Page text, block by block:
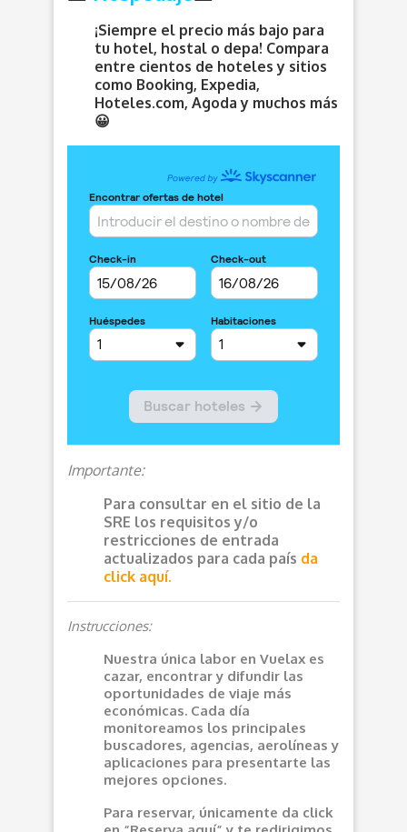
¡Siempre el precio más bajo para
tu hotel, hostal o depa! Compara
entre cientos de hoteles y sitios
como Booking, Expedia,
Hoteles.com, Agoda y muchos más
😀
Importante:
Para consultar en el sitio de la
SRE los requisitos y/o
restricciones de entrada
actualizados para cada país da
click aquí.
Instrucciones:
Nuestra única labor en Vuelax es
cazar, encontrar y difundir las
oportunidades de viaje más
económicas. Cada día
monitoreamos los principales
buscadores, agencias, aerolíneas y
aplicaciones para presentarte las
mejores opciones.
Para reservar, únicamente da click